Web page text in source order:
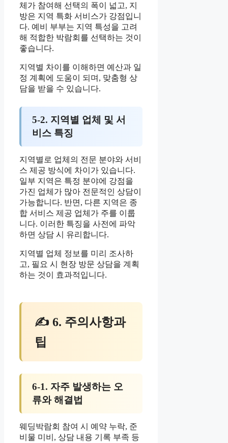
체가 참여해 선택의 폭이 넓고, 지
방은 지역 특화 서비스가 강점입니
다. 예비 부부는 지역 특성을 고려
해 적합한 박람회를 선택하는 것이
좋습니다.
지역별 차이를 이해하면 예산과 일
정 계획에 도움이 되며, 맞춤형 상
담을 받을 수 있습니다.
5-2. 지역별 업체 및 서
비스 특징
지역별로 업체의 전문 분야와 서비
스 제공 방식에 차이가 있습니다.
일부 지역은 특정 분야에 강점을
가진 업체가 많아 전문적인 상담이
가능합니다. 반면, 다른 지역은 종
합 서비스 제공 업체가 주를 이룹
니다. 이러한 특징을 사전에 파악
하면 상담 시 유리합니다.
지역별 업체 정보를 미리 조사하
고, 필요 시 현장 방문 상담을 계획
하는 것이 효과적입니다.
✍ 6. 주의사항과
팁
6-1. 자주 발생하는 오
류와 해결법
웨딩박람회 참여 시 예약 누락, 준
비물 미비, 상담 내용 기록 부족 등